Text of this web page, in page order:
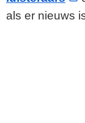
als er nieuws